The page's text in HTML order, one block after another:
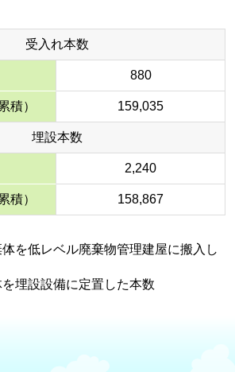
受入れ本数
880
積） 159,035
埋設本数
2,240
積） 158,867
を低レベル廃棄物管理建屋に搬入し
埋設設備に定置した本数